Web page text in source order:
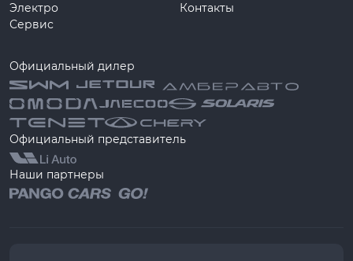
Электро
Сервис
Контакты
Официальный дилер
Официальный представитель
Наши партнеры